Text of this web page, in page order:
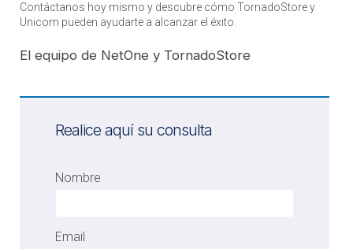
Contáctanos hoy mismo y descubre cómo TornadoStore y
Unicom pueden ayudarte a alcanzar el éxito.
El equipo de NetOne y TornadoStore
Realice aquí su consulta
Nombre
Email